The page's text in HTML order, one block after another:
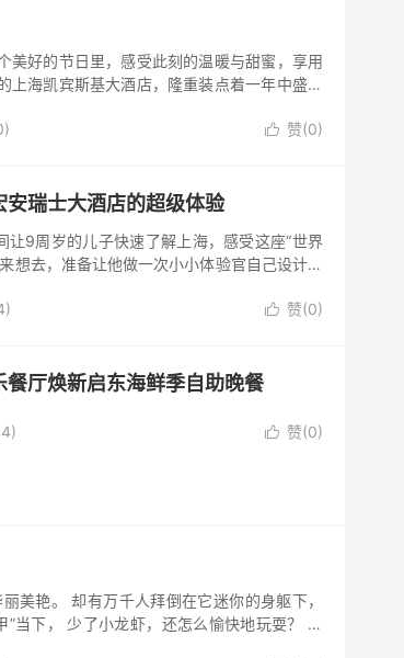
美好的节日里，感受此刻的温暖与甜蜜，享用
上海凯宾斯基大酒店，隆重装点着一年中盛大
 赞(0)
瑞士大酒店的超级体验
让9周岁的儿子快速了解上海，感受这座“世界
想去，准备让他做一次小小体验官自己设计规
 赞(0)
厅焕新启东海鲜季自助晚餐
 赞(0)
美艳。 却有万千人拜倒在它迷你的身躯下，
当下， 少了小龙虾，还怎么愉快地玩耍？ 冰